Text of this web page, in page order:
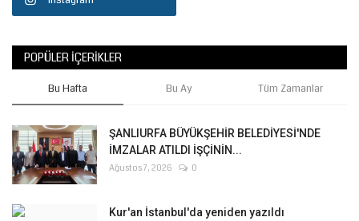
POPÜLER İÇERIKLER
Bu Hafta Bu Ay Tüm Zamanlar
ŞANLIURFA BÜYÜKŞEHİR BELEDİYESİ'NDE
İMZALAR ATILDI İŞÇİNİN...
Ağustos 7, 2026 0
Kur'an İstanbul'da yeniden yazıldı